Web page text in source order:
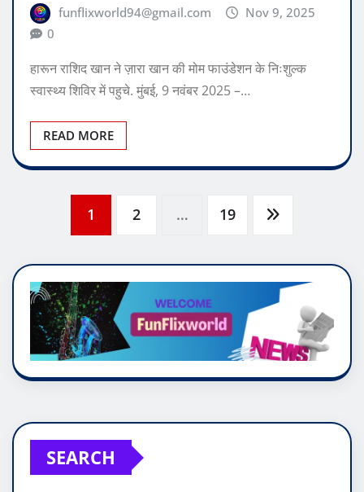
हारून राशिद खान ने ज़ारा खान की मोम फाउंडेशन
के निःशुल्क स्वास्थ्य शिविर में पहुचे.
funflixworld94@gmail.com
Nov 9, 2025
0
हारून राशिद खान ने ज़ारा खान की मोम फाउंडेशन के निःशुल्क
स्वास्थ्य शिविर में पहुचे. मुंबई, 9 नवंबर 2025 –…
READ MORE
Posts
pagination
1 2 … 19